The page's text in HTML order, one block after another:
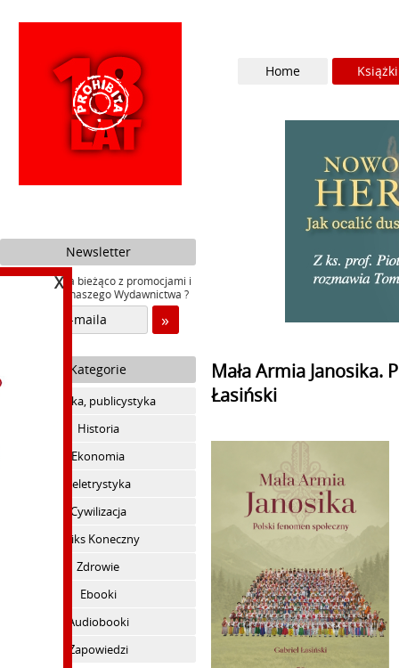
Newsletter
Chcesz być na bieżąco z promocjami i
nowościami naszego Wydawnictwa ?
Kategorie
Polityka, publicystyka
Historia
Ekonomia
Beletrystyka
Cywilizacja
Feliks Koneczny
Zdrowie
Ebooki
Audiobooki
Zapowiedzi
Książki
Home
Mała Armia Janosika.
Łasiński
X